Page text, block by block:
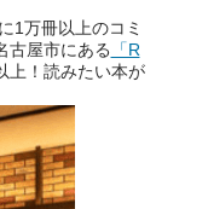
1万冊以上のコミ
古屋市にある 「R
上！読みたい本が